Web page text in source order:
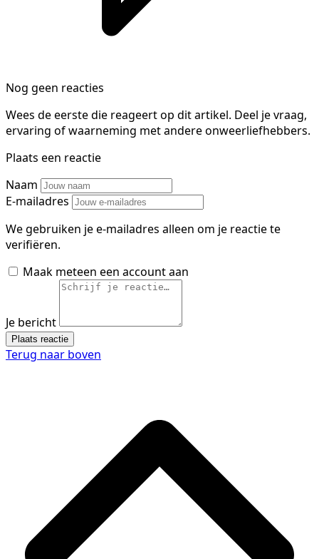
Nog geen reacties
Wees de eerste die reageert op dit artikel. Deel je vraag,
ervaring of waarneming met andere onweerliefhebbers.
Plaats een reactie
Naam
E-mailadres
We gebruiken je e-mailadres alleen om je reactie te
verifiëren.
Maak meteen een account aan
Je bericht
Plaats reactie
Terug naar boven